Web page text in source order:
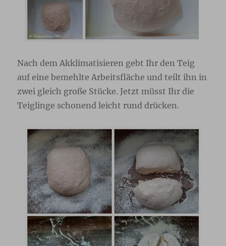
Nach dem Akklimatisieren gebt Ihr den Teig
auf eine bemehlte Arbeitsfläche und teilt ihn in
zwei gleich große Stücke. Jetzt müsst Ihr die
Teiglinge schonend leicht rund drücken.